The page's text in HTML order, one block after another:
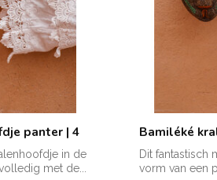
panter | 4
in de
met de...
Bamiléké
Dit fantastisch
vorm van een